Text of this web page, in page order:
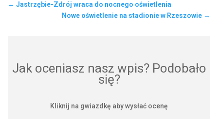
← Jastrzębie-Zdrój wraca do nocnego oświetlenia
Nowe oświetlenie na stadionie w Rzeszowie →
Jak oceniasz nasz wpis? Podobało
się?
Kliknij na gwiazdkę aby wysłać ocenę